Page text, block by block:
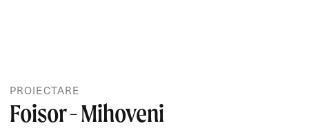
PROIECTARE
Foisor - Mihoveni